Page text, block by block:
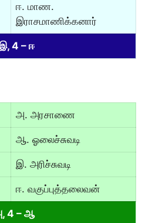
ஈ. மாண.
இராசமாணிக்கனார்
4 – ஈ
அ. அரசாணை
ஆ. ஓலைச்சுவடி
இ. அரிச்சுவடி
ஈ. வகுப்புத்தலைவன்
4 – ஆ